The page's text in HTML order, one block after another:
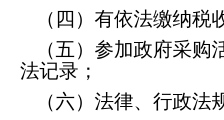
（四）有依法缴纳
（五）参加政府采
法记录；
（六）法律、行政